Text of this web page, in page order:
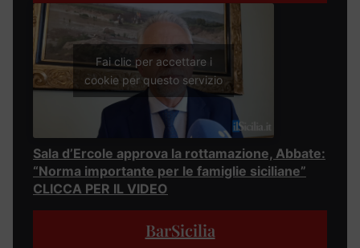
Fai clic per accettare i
cookie per questo servizio
Sala d’Ercole approva la rottamazione, Abbate:
“Norma importante per le famiglie siciliane”
CLICCA PER IL VIDEO
BarSicilia